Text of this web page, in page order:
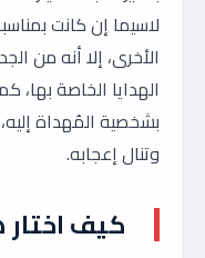
لاسيما إن كانت
الأخرى، إلا أنه من
الهدايا الخاصة بها،
بشخصية المُهداة إليه،
وتنال إعجابه.
كيف